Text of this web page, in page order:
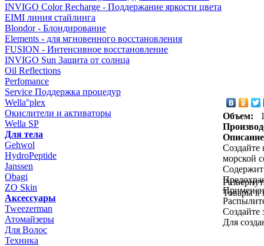
INVIGO Color Recharge - Поддержание яркости цвета
EIMI линия стайлинга
Blondor - Блондирование
Elements - для мгновенного восстановления
FUSION - Интенсивное восстановление
INVIGO Sun Защита от солнца
Oil Reflections
Perfomance
Service Поддержка процедур
Wella°plex
Окислители и активаторы
Wella SP
Для тела
Gehwol
HydroPeptide
Janssen
Obagi
ZO Skin
Aксессуары
Tweezerman
Атомайзеры
Для Волос
Техника
Объем:
Создайте
морской
Для
Товары в